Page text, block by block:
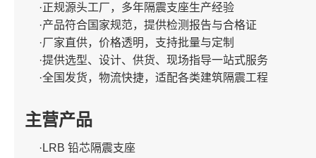
·正规源头工厂，多年隔震支座生产经验
·产品符合国家规范，提供检测报告与合格证
·厂家直供，价格透明，支持批量与定制
·提供选型、设计、供货、现场指导一站式服务
·全国发货，物流快捷，适配各类建筑隔震工程
主营产品
·LRB 铅芯隔震支座